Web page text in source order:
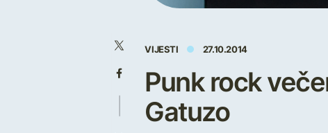
VIJESTI 27.10.2014
Punk rock
Gatuzo